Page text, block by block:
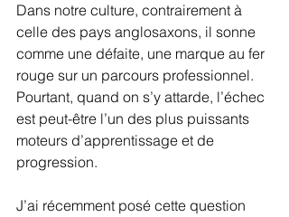
Dans notre culture, contrairement à
celle des pays anglosaxons, il sonne
comme une défaite, une marque au fer
rouge sur un parcours professionnel.
Pourtant, quand on s’y attarde, l’échec
est peut-être l’un des plus puissants
moteurs d’apprentissage et de
progression.
J’ai récemment posé cette question